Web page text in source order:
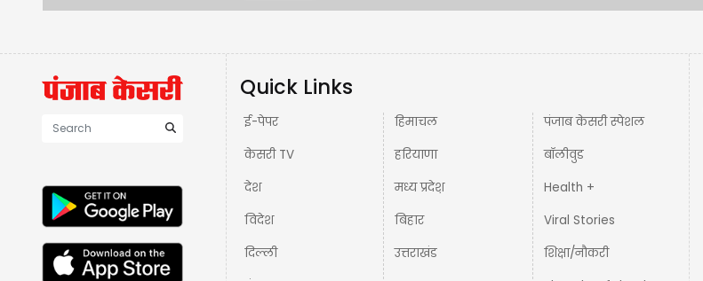
Quick Links
ई-पेपर
केसरी TV
देश
विदेश
दिल्ली
हिमाचल
हरियाणा
मध्य प्रदेश़
बिहार
उत्तराखंड
पंजाब केसरी स्पेशल
बॉलीवुड
Health +
Viral Stories
शिक्षा/नौकरी